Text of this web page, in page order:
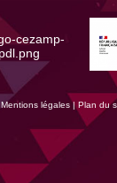
Mentions légales| Plan du